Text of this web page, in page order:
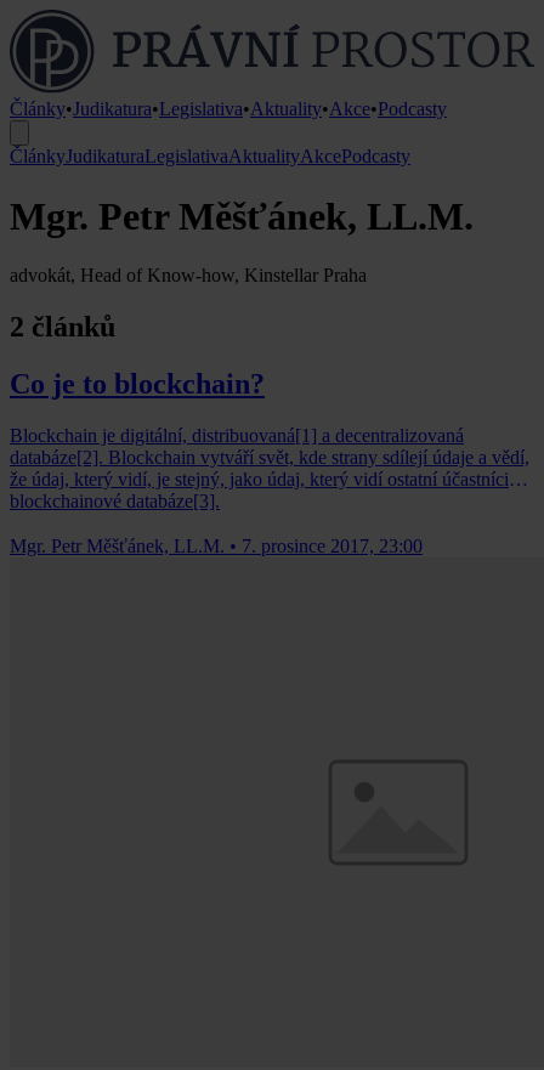
Články•Judikatura•Legislativa•Aktuality•Akce•Podcasty
ČlánkyJudikaturaLegislativaAktualityAkcePodcasty
Mgr. Petr Měšťánek, LL.M.
advokát, Head of Know-how, Kinstellar Praha
2 článků
Co je to blockchain?
Blockchain je digitální, distribuovaná[1] a decentralizovaná
databáze[2]. Blockchain vytváří svět, kde strany sdílejí údaje a vědí,
že údaj, který vidí, je stejný, jako údaj, který vidí ostatní účastníci
blockchainové databáze[3].
Mgr. Petr Měšťánek, LL.M. • 7. prosince 2017, 23:00